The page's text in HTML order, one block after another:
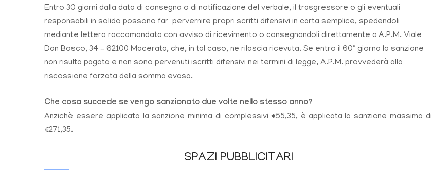
Entro 30 giorni dalla data di consegna o di notificazione del verbale, il trasgressore o gli eventuali
responsabili in solido possono far pervernire propri scritti difensivi in carta semplice, spedendoli
mediante lettera raccomandata con avviso di ricevimento o consegnandoli direttamente a A.P.M. Viale
Don Bosco, 34 – 62100 Macerata, che, in tal caso, ne rilascia ricevuta. Se entro il 60° giorno la sanzione
non risulta pagata e non sono pervenuti iscritti difensivi nei termini di legge, A.P.M. provvederà alla
riscossione forzata della somma evasa.
Che cosa succede se vengo sanzionato due volte nello stesso anno?
Anzichè essere applicata la sanzione minima di complessivi €55,35, è applicata la sanzione massima di
€271,35.
SPAZI PUBBLICITARI